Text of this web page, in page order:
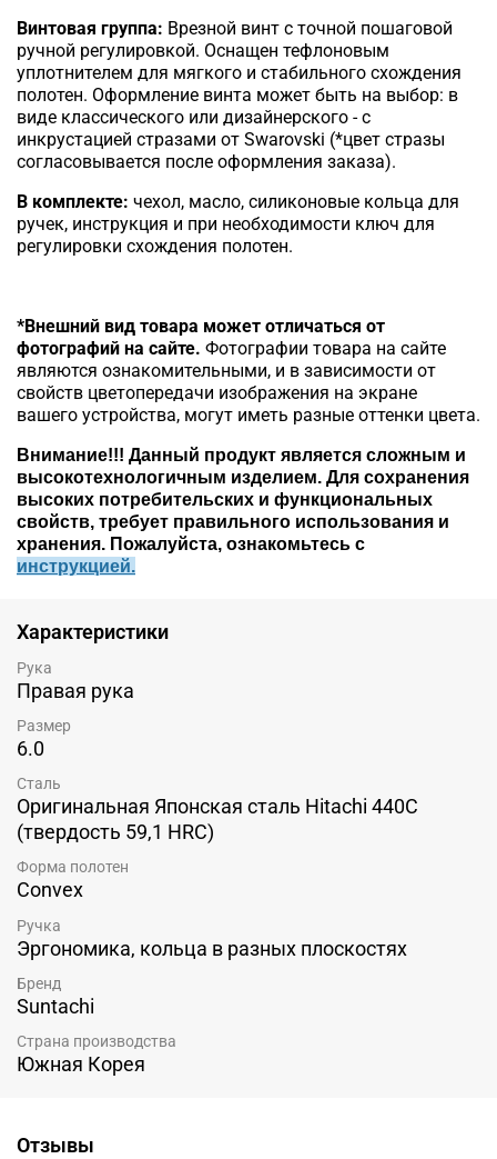
Винтовая группа: Врезной винт с точной пошаговой
ручной регулировкой. Оснащен тефлоновым
уплотнителем для мягкого и стабильного схождения
полотен. Оформление винта может быть на выбор: в
виде классического или дизайнерского - с
инкрустацией стразами от Swarovski (*цвет стразы
согласовывается после оформления заказа).
В комплекте: чехол, масло, силиконовые кольца для
ручек, инструкция и при необходимости ключ для
регулировки схождения полотен.
*Внешний вид товара может отличаться от
фотографий на сайте. Фотографии товара на сайте
являются ознакомительными, и в зависимости от
свойств цветопередачи изображения на экране
вашего устройства, могут иметь разные оттенки цвета.
Внимание!!! Данный продукт является сложным и
высокотехнологичным изделием. Для сохранения
высоких потребительских и функциональных
свойств, требует правильного использования и
хранения. Пожалуйста, ознакомьтесь c
инструкцией.
Характеристики
Рука
Правая рука
Размер
6.0
Сталь
Оригинальная Японская сталь Hitachi 440C
(твердость 59,1 HRC)
Форма полотен
Convex
Ручка
Эргономика, кольца в разных плоскостях
Бренд
Suntachi
Страна производства
Южная Корея
Отзывы